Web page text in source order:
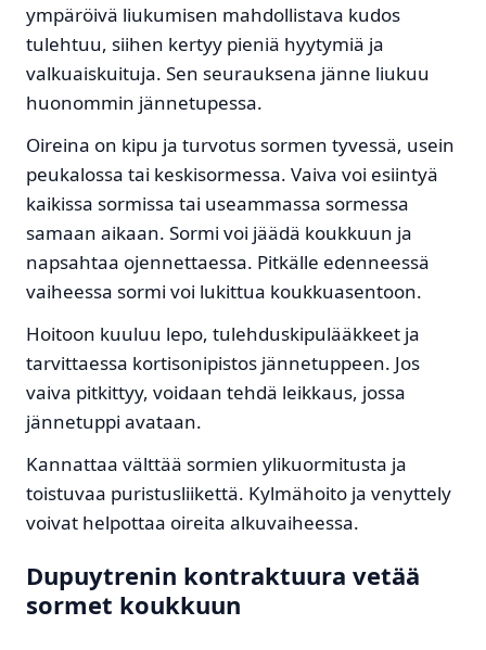
ympäröivä liukumisen mahdollistava kudos
tulehtuu, siihen kertyy pieniä hyytymiä ja
valkuaiskuituja. Sen seurauksena jänne liukuu
huonommin jännetupessa.
Oireina on kipu ja turvotus sormen tyvessä, usein
peukalossa tai keskisormessa. Vaiva voi esiintyä
kaikissa sormissa tai useammassa sormessa
samaan aikaan. Sormi voi jäädä koukkuun ja
napsahtaa ojennettaessa. Pitkälle edenneessä
vaiheessa sormi voi lukittua koukkuasentoon.
Hoitoon kuuluu lepo, tulehduskipulääkkeet ja
tarvittaessa kortisonipistos jännetuppeen. Jos
vaiva pitkittyy, voidaan tehdä leikkaus, jossa
jännetuppi avataan.
Kannattaa välttää sormien ylikuormitusta ja
toistuvaa puristusliikettä. Kylmähoito ja venyttely
voivat helpottaa oireita alkuvaiheessa.
Dupuytrenin kontraktuura vetää
sormet koukkuun